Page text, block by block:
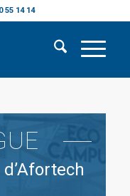
55 14 14